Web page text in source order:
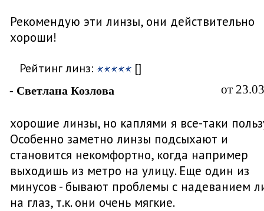
Рекомендую эти линзы, они действительно
хороши!
Рейтинг линз: []
- Светлана Козлова от
хорошие линзы, но каплями я все-таки
Особенно заметно линзы подсыхают и
становится некомфортно, когда например
выходишь из метро на улицу. Еще один из
минусов - бывают проблемы с надеванием
на глаз, т.к. они очень мягкие.